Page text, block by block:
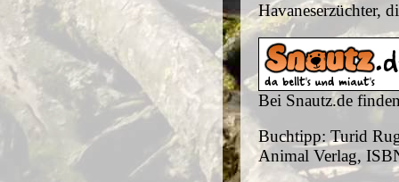
Havaneserzüchter,
Bei Snautz.de
Buchtipp: Turid
Animal Verlag,